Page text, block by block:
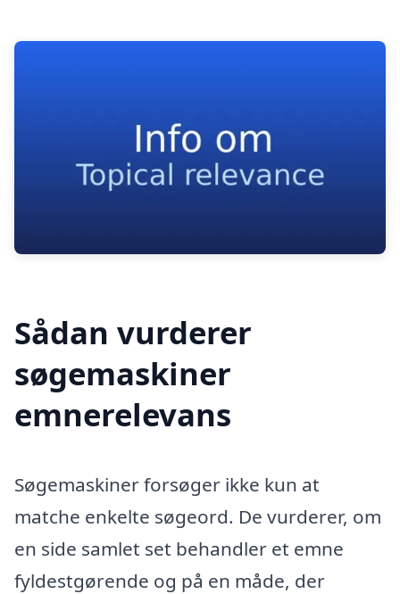
Sådan vurderer
søgemaskiner
emnerelevans
Søgemaskiner forsøger ikke kun at
matche enkelte søgeord. De vurderer, om
en side samlet set behandler et emne
fyldestgørende og på en måde, der